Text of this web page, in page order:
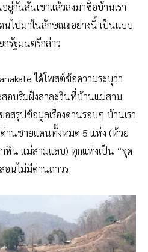
ยู่กันสันเขาแล้วลงมาซื้อบ้านเรา
ดนไปมาในลักษณะอย่างนี้ เป็นแบบ
รัฐมนตรีกล่าว
ได้โพสต์ข้อความระบุว่า
สอบริมฝั่งสาละวินที่บ้านแม่สาม
สรุปข้อมูลเรื่องด่านรอบๆ บ้านเรา
านชายแดนทั้งหมด 5 แห่ง (ห้วย
หิน แม่สามแลบ)​ ทุกแห่งเป็น “จุด
อนไม่มีด่านถาวร